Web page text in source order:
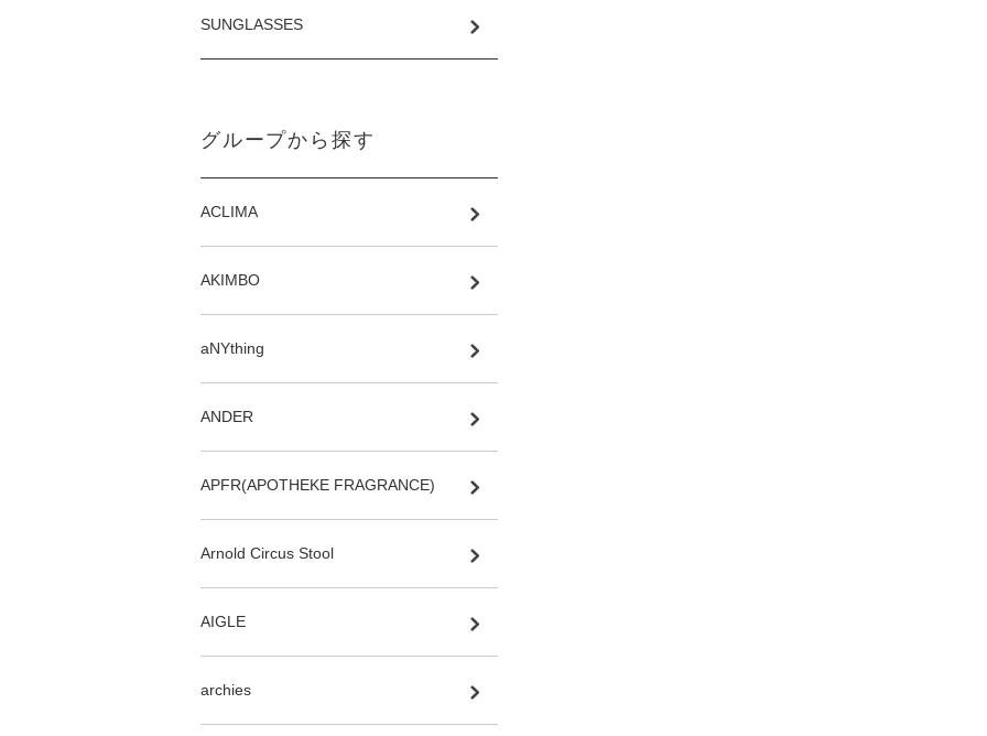
SUNGLASSES
グループから探す
ACLIMA
AKIMBO
aNYthing
ANDER
APFR(APOTHEKE FRAGRANCE)
Arnold Circus Stool
AIGLE
archies